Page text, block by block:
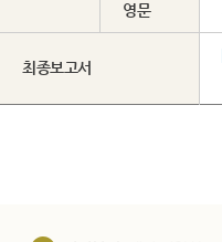
영문
최종보고서